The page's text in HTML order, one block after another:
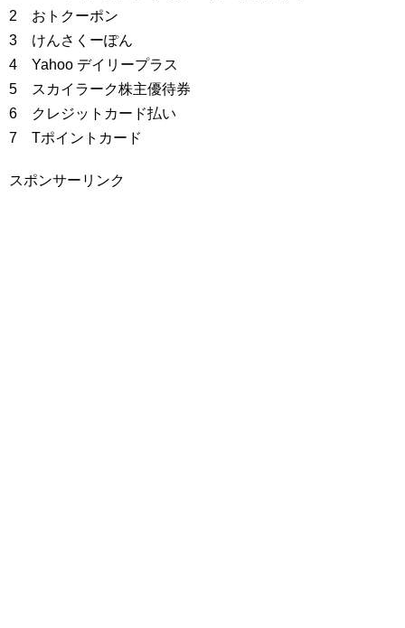
2 おトクーポン
3 けんさくーぽん
4 Yahoo デイリープラス
5 スカイラーク株主優待券
6 クレジットカード払い
7 Tポイントカード
スポンサーリンク